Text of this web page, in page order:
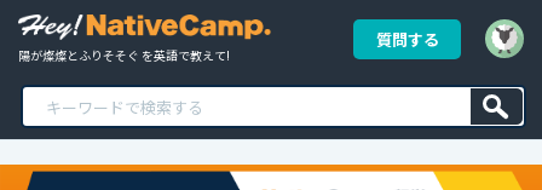
陽が燦燦とふりそそぐ を英語で教えて!
質問する